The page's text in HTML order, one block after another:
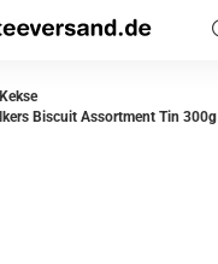
Biscuit Assortment Tin 300g